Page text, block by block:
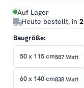
Auf Lager
Heute bestellt, in
Baugröße:
50 x 115 cm587 Watt
60 x 140 cm838 Watt